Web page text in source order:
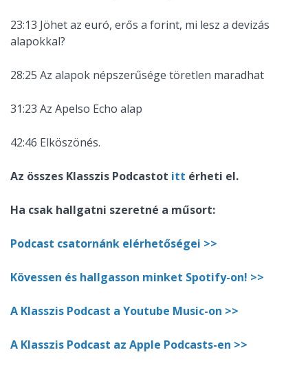
23:13 Jöhet az euró, erős a forint, mi lesz a devizás
alapokkal?
28:25 Az alapok népszerűsége töretlen maradhat
31:23 Az Apelso Echo alap
42:46 Elköszönés.
Az összes Klasszis Podcastot itt érheti el.
Ha csak hallgatni szeretné a műsort:
Podcast csatornánk elérhetőségei >>
Kövessen és hallgasson minket Spotify-on! >>
A Klasszis Podcast a Youtube Music-on >>
A Klasszis Podcast az Apple Podcasts-en >>